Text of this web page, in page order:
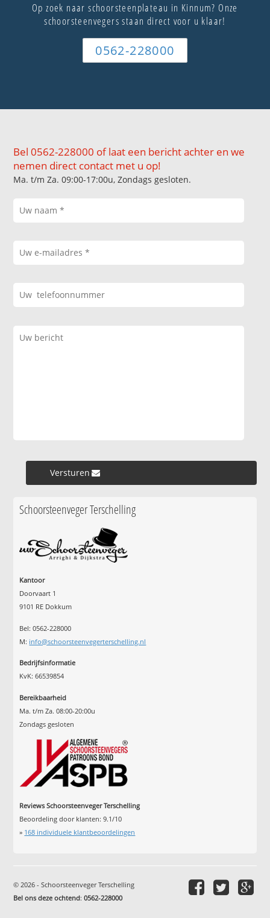
Op zoek naar schoorsteenplateau in Kinnum? Onze
schoorsteenvegers staan direct voor u klaar!
0562-228000
Bel 0562-228000 of laat een bericht achter en we
nemen direct contact met u op!
Ma. t/m Za. 09:00-17:00u, Zondags gesloten.
Versturen »
Schoorsteenveger Terschelling
Kantoor
Doorvaart 1
9101 RE Dokkum
Bel: 0562-228000
M: info@schoorsteenvegerterschelling.nl
Bedrijfsinformatie
KvK: 66539854
Bereikbaarheid
Ma. t/m Za. 08:00-20:00u
Zondags gesloten
Reviews Schoorsteenveger Terschelling
Beoordeling door klanten:9.1/10
» 168 individuele klantbeoordelingen
© 2026 - Schoorsteenveger Terschelling
Bel ons deze ochtend:0562-228000